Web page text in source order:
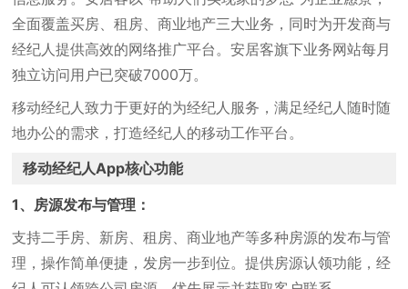
全面覆盖买房、租房、商业地产三大业务，同时为开发商与
经纪人提供高效的网络推广平台。安居客旗下业务网站每月
独立访问用户已突破7000万。
移动经纪人致力于更好的为经纪人服务，满足经纪人随时随
地办公的需求，打造经纪人的移动工作平台。
移动经纪人App核心功能
1、房源发布与管理：
支持二手房、新房、租房、商业地产等多种房源的发布与管
理，操作简单便捷，发房一步到位。提供房源认领功能，经